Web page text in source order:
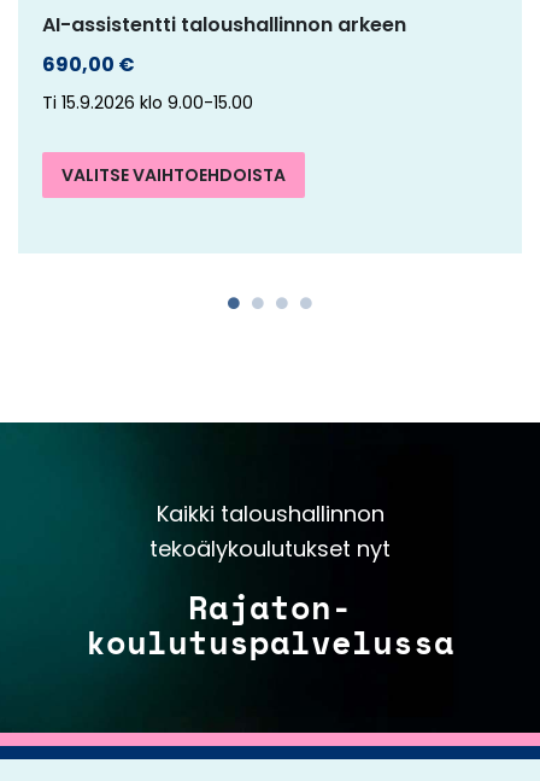
AI-assistentti taloushallinnon arkeen
690,00 €
Ti 15.9.2026 klo 9.00-15.00
VALITSE VAIHTOEHDOISTA
Kaikki taloushallinnon
tekoälykoulutukset nyt
Rajaton-
koulutuspalvelussa